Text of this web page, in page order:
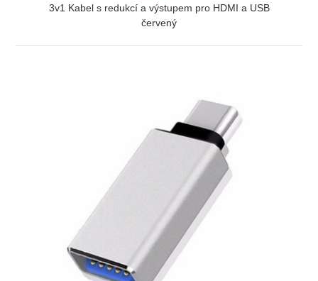
3v1 Kabel s redukcí a výstupem pro HDMI a USB
červený